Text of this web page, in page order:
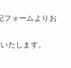
フォームよりお
たします。